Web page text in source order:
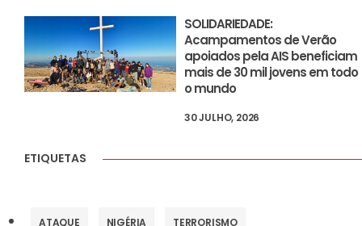
SOLIDARIEDADE:
Acampamentos de Verão
apoiados pela AIS beneficiam
mais de 30 mil jovens em todo
o mundo
30 JULHO, 2026
ETIQUETAS
ATAQUE NIGÉRIA TERRORISMO